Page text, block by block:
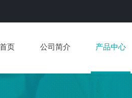
页 公司简介 产品中心